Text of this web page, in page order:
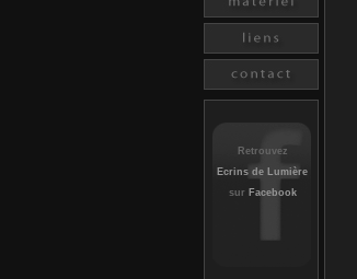
Retrouvez
Ecrins de Lumière
sur Facebook